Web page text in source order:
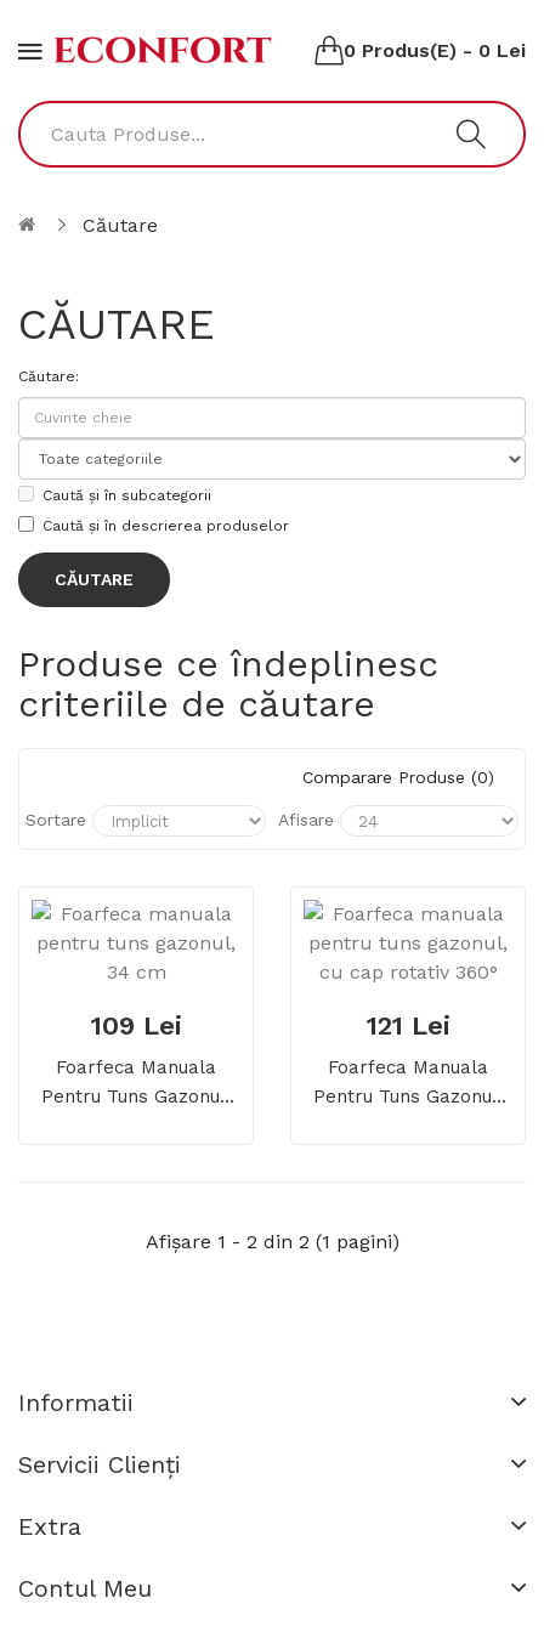
0 Produs(e) - 0 Lei
Căutare
CĂUTARE
Căutare:
Caută și în subcategorii
Caută și în descrierea produselor
Produse ce îndeplinesc
criteriile de căutare
Comparare Produse (0)
Sortare Afisare
109 Lei
Foarfeca Manuala
Pentru Tuns Gazonul,
121 Lei
Foarfeca Manuala
Pentru Tuns Gazonul,
Afişare 1 - 2 din 2 (1 pagini)
Informatii
Servicii Clienţi
Extra
Contul Meu